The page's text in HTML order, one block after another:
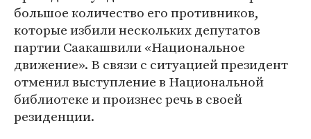
большое количество его противников,
которые избили нескольких депутатов
партии Саакашвили «Национальное
движение». В связи с ситуацией президент
отменил выступление в Национальной
библиотеке и произнес речь в своей
резиденции.